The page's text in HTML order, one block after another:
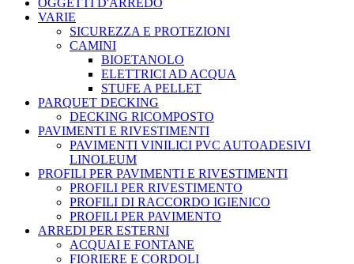
VARIE
SICUREZZA E PROTEZIONI
CAMINI
BIOETANOLO
ELETTRICI AD ACQUA
STUFE A PELLET
PARQUET DECKING
DECKING RICOMPOSTO
PAVIMENTI E RIVESTIMENTI
PAVIMENTI VINILICI PVC AUTOADESIVI
LINOLEUM
PROFILI PER PAVIMENTI E RIVESTIMENTI
PROFILI PER RIVESTIMENTO
PROFILI DI RACCORDO IGIENICO
PROFILI PER PAVIMENTO
ARREDI PER ESTERNI
ACQUAI E FONTANE
FIORIERE E CORDOLI